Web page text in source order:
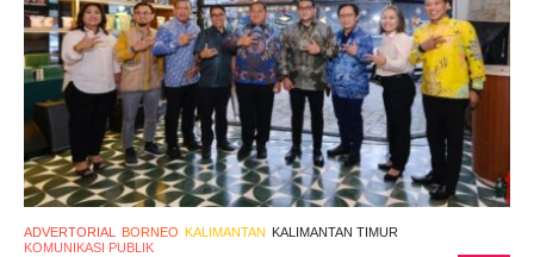
ADVERTORIAL BORNEO KALIMANTAN KALIMANTAN TIMUR
KOMUNIKASI PUBLIK